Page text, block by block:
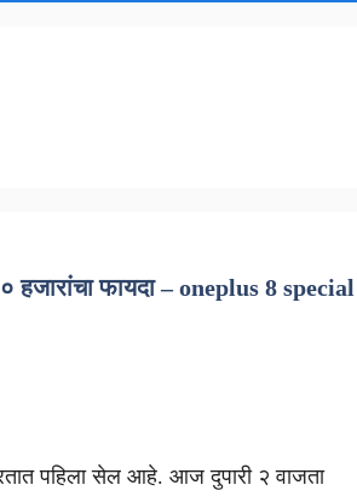
फायदा – oneplus 8 special
पहिला सेल आहे. आज दुपारी २ वाजता